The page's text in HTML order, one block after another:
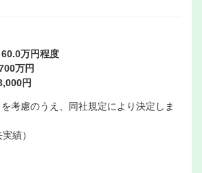
60.0万円程度
万円
円
考慮のうえ、同社規定により決定しま
績）